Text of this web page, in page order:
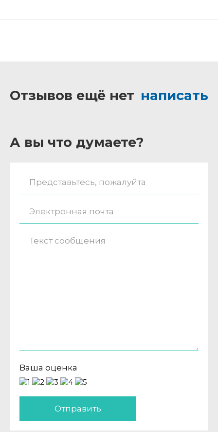
Отзывов ещё нет написать
А вы что думаете?
Ваша оценка
Отправить